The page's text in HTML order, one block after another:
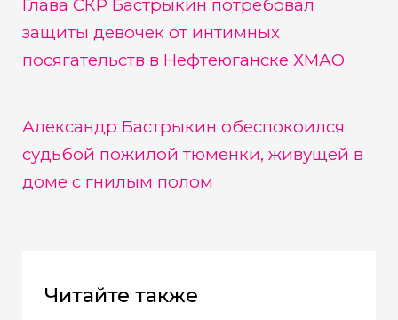
Глава СКР Бастрыкин потребовал
защиты девочек от интимных
посягательств в Нефтеюганске ХМАО
Александр Бастрыкин обеспокоился
судьбой пожилой тюменки, живущей в
доме с гнилым полом
Читайте также